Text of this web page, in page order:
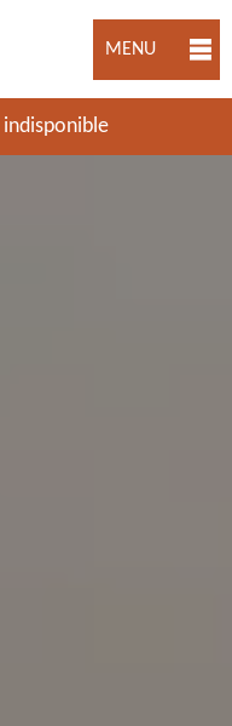
MENU
indisponible